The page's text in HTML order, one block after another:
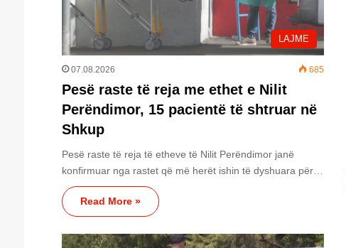
LAJME
07.08.2026 685
Pesë raste të reja me ethet e Nilit
Perëndimor, 15 pacientë të shtruar në
Shkup
Pesë raste të reja të etheve të Nilit Perëndimor janë
konfirmuar nga rastet që më herët ishin të dyshuara për…
Read More »